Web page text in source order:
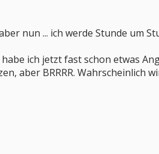
nun ... ich werde Stunde um
ich jetzt fast schon etwas
aber BRRRR. Wahrscheinlich